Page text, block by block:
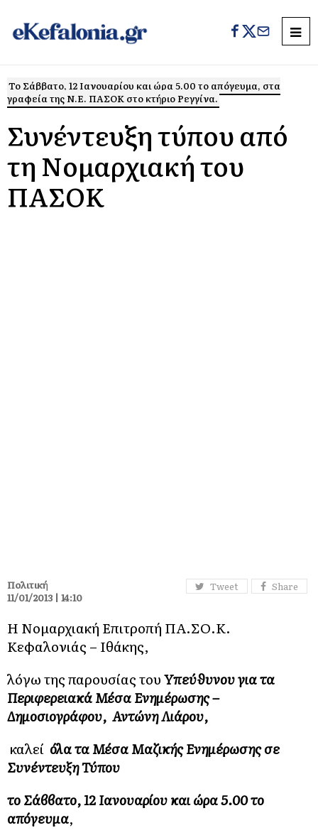
Το Σάββατο, 12 Ιανουαρίου και ώρα 5.00 το απόγευμα, στα
γραφεία της Ν.Ε. ΠΑΣΟΚ στο κτήριο Ρεγγίνα.
Συνέντευξη τύπου από
τη Νομαρχιακή του
ΠΑΣΟΚ
Tweet Share
Πολιτική
11/01/2013 | 14:10
Η Νομαρχιακή Επιτροπή ΠΑ.ΣΟ.Κ.
Κεφαλονιάς – Ιθάκης,
λόγω της παρουσίας τουΥπεύθυνου για τα
Περιφερειακά Μέσα Ενημέρωσης –
Δημοσιογράφου, Αντώνη Λιάρου,
καλεί όλα τα Μέσα Μαζικής Ενημέρωσης σε
Συνέντευξη Τύπου
το Σάββατο, 12 Ιανουαρίου και ώρα 5.00 το
απόγευμα,